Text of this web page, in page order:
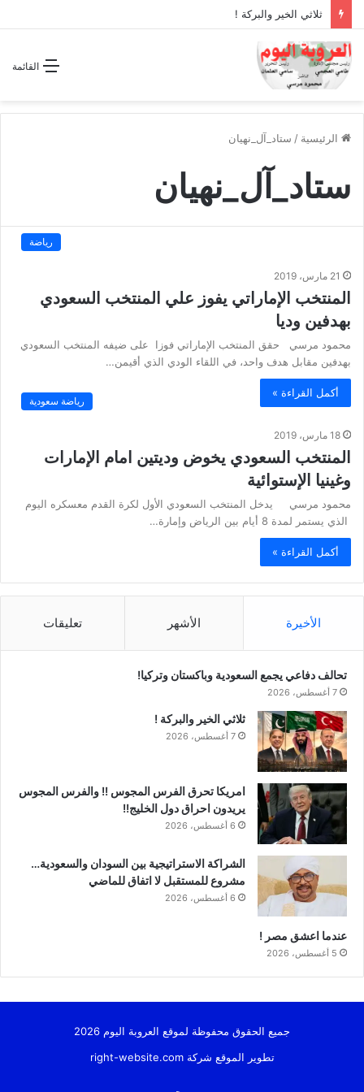
ثلاثي الخير والبركة !
القائمة
الرئيسية / ستاد_آل_نهيان
ستاد_آل_نهيان
رياضة
21 مارس، 2019
المنتخب الإماراتي يفوز علي المنتخب السعودي
بهدفين وديا
محمود مرسي حقق المنتخب الإماراتي فوزا على ضيفه المنتخب السعودي
بهدفين مقابل هدف واحد، في اللقاء الودي الذي أقيمن…
أكمل القراءة »
رياضة سعودية
18 مارس، 2019
المنتخب السعودي يخوض وديتين امام الإمارات
وغينيا الإستوائية
محمود مرسي يدخل المنتخب السعودي الأول لكرة القدم معسكره اليوم
الذي يستمر لمدة 8 أيام بين الرياض وإمارة…
أكمل القراءة »
الأخيرة الأشهر تعليقات
تحالف دفاعي يجمع السعودية وباكستان وتركيا!
7 أغسطس، 2026
ثلاثي الخير والبركة !
7 أغسطس، 2026
امريكا تحرق الفرس المجوس !! والفرس المجوس
يريدون احراق دول الخليج!!
6 أغسطس، 2026
الشراكة الاستراتيجية بين السودان والسعودية…
مشروع للمستقبل لا اتفاق للماضي
6 أغسطس، 2026
عندما اعشق مصر !
5 أغسطس، 2026
جميع الحقوق محفوظة لموقع العروبة اليوم 2026
تطوير الموقع شركةright-website.com